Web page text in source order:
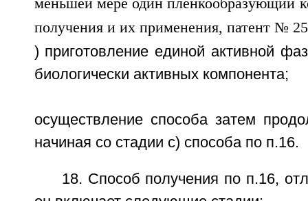
) приготовление единой активной
биологически активных компонента;
осуществление способа затем
начиная со стадии с) способа по п.16.
18. Способ получения по п.16,